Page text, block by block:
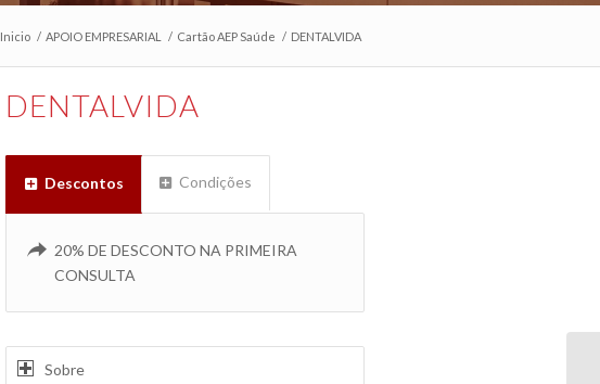
Inicio / APOIO EMPRESARIAL / Cartão AEP Saúde / DENTALVIDA
DENTALVIDA
Descontos Condições
20% DE DESCONTO NA PRIMEIRA
CONSULTA
Sobre